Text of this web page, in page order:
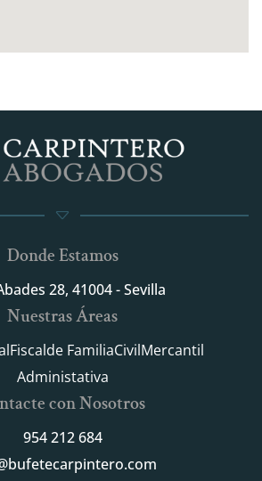
Donde Estamos
28, 41004 - Sevilla
Nuestras Áreas
Fiscalde FamiliaCivilMercantil
Administativa
con Nosotros
954 212 684